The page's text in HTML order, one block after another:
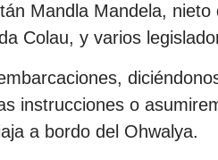
Mandla Mandela, nieto
Colau, y varios
instrucciones o
a bordo del Ohwalya.